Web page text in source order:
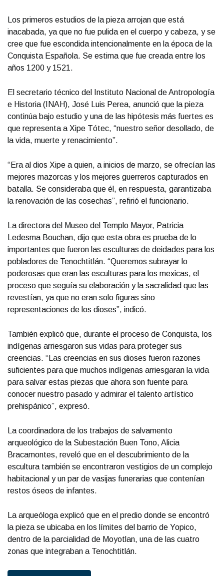
Los primeros estudios de la pieza arrojan que está
inacabada, ya que no fue pulida en el cuerpo y cabeza, y se
cree que fue escondida intencionalmente en la época de la
Conquista Española. Se estima que fue creada entre los
años 1200 y 1521.
El secretario técnico del Instituto Nacional de Antropología
e Historia (INAH), José Luis Perea, anunció que la pieza
continúa bajo estudio y una de las hipótesis más fuertes es
que representa a Xipe Tótec, “nuestro señor desollado, de
la vida, muerte y renacimiento”.
“Era al dios Xipe a quien, a inicios de marzo, se ofrecían las
mejores mazorcas y los mejores guerreros capturados en
batalla. Se consideraba que él, en respuesta, garantizaba
la renovación de las cosechas”, refirió el funcionario.
La directora del Museo del Templo Mayor, Patricia
Ledesma Bouchan, dijo que esta obra es prueba de lo
importantes que fueron las esculturas de deidades para los
pobladores de Tenochtitlán. “Queremos subrayar lo
poderosas que eran las esculturas para los mexicas, el
proceso que seguía su elaboración y la sacralidad que las
revestían, ya que no eran solo figuras sino
representaciones de los dioses”, indicó.
También explicó que, durante el proceso de Conquista, los
indígenas arriesgaron sus vidas para proteger sus
creencias. “Las creencias en sus dioses fueron razones
suficientes para que muchos indígenas arriesgaran la vida
para salvar estas piezas que ahora son fuente para
conocer nuestro pasado y admirar el talento artístico
prehispánico”, expresó.
La coordinadora de los trabajos de salvamento
arqueológico de la Subestación Buen Tono, Alicia
Bracamontes, reveló que en el descubrimiento de la
escultura también se encontraron vestigios de un complejo
habitacional y un par de vasijas funerarias que contenían
restos óseos de infantes.
La arqueóloga explicó que en el predio donde se encontró
la pieza se ubicaba en los límites del barrio de Yopico,
dentro de la parcialidad de Moyotlan, una de las cuatro
zonas que integraban a Tenochtitlán.